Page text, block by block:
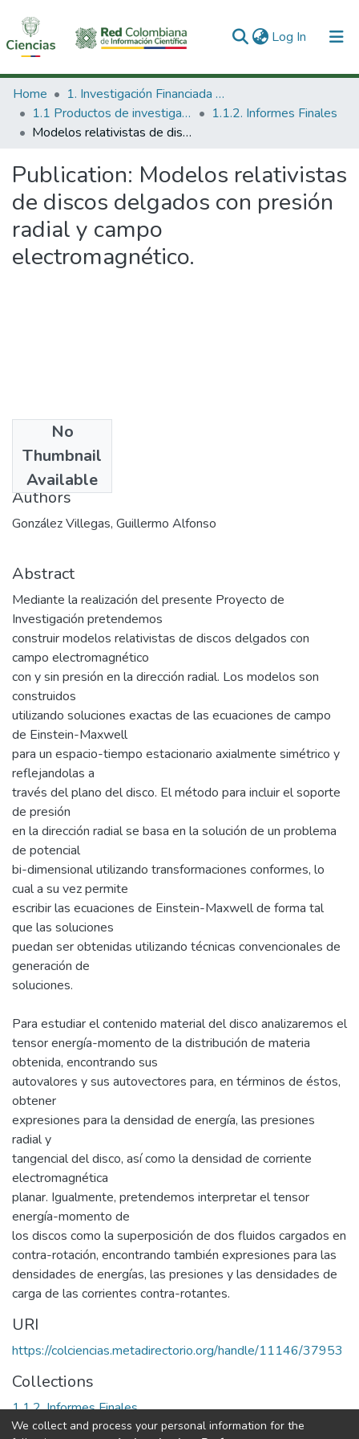
Log In (current)
Communities & Collections
All of DSpace
Home
1. Investigación Financiada con Recursos Públicos
1.1 Productos de investigación
1.1.2. Informes Finales
Modelos relativistas de discos delgados con presión radial y campo electromagnético.
Publication: Modelos relativistas
de discos delgados con presión
radial y campo
electromagnético.
No
Thumbnail
Available
2007
Authors
González Villegas, Guillermo Alfonso
Abstract
Mediante la realización del presente Proyecto de
Investigación pretendemos
construir modelos relativistas de discos delgados con
campo electromagnético
con y sin presión en la dirección radial. Los modelos son
construidos
utilizando soluciones exactas de las ecuaciones de campo
de Einstein-Maxwell
para un espacio-tiempo estacionario axialmente simétrico y
reflejandolas a
través del plano del disco. El método para incluir el soporte
de presión
en la dirección radial se basa en la solución de un problema
de potencial
bi-dimensional utilizando transformaciones conformes, lo
cual a su vez permite
escribir las ecuaciones de Einstein-Maxwell de forma tal
que las soluciones
puedan ser obtenidas utilizando técnicas convencionales de
generación de
soluciones.
Para estudiar el contenido material del disco analizaremos el
tensor energía-momento de la distribución de materia
obtenida, encontrando sus
autovalores y sus autovectores para, en términos de éstos,
obtener
expresiones para la densidad de energía, las presiones
radial y
tangencial del disco, así como la densidad de corriente
electromagnética
planar. Igualmente, pretendemos interpretar el tensor
energía-momento de
los discos como la superposición de dos fluidos cargados en
contra-rotación, encontrando también expresiones para las
densidades de energías, las presiones y las densidades de
carga de las corrientes contra-rotantes.
URI
https://colciencias.metadirectorio.org/handle/11146/37953
Collections
1.1.2. Informes Finales
We collect and process your personal information for the